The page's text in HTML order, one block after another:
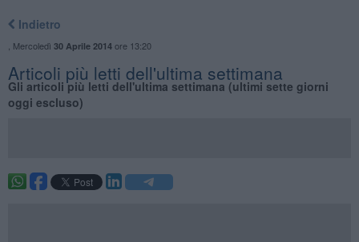
Indietro
Mercoledì 30 Aprile 2014ore 13:20
Articoli più letti dell'ultima settimana
Gli articoli più letti dell'ultima settimana (ultimi sette giorni
oggi escluso)